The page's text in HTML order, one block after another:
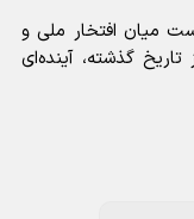
میان افتخار ملی و
گذشته، آینده‌ای